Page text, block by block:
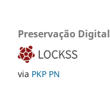
Preservação Digital
via PKP PN